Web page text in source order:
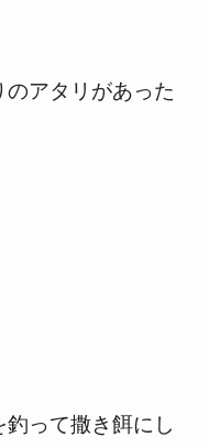
アタリがあった
って撒き餌にし